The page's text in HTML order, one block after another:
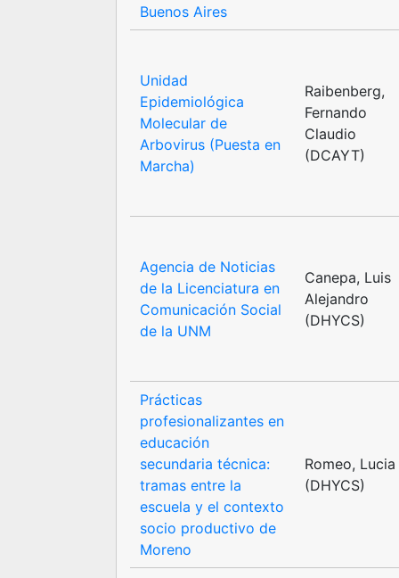
Buenos Aires
Unidad
Epidemiológica
Molecular de
Arbovirus (Puesta en
Marcha)
Raibenberg,
Fernando
Claudio
(DCAYT)
Agencia de Noticias
de la Licenciatura en
Comunicación Social
de la UNM
Canepa, Luis
Alejandro
(DHYCS)
Prácticas
profesionalizantes en
educación
secundaria técnica:
tramas entre la
escuela y el contexto
socio productivo de
Moreno
Romeo, Lucia
(DHYCS)